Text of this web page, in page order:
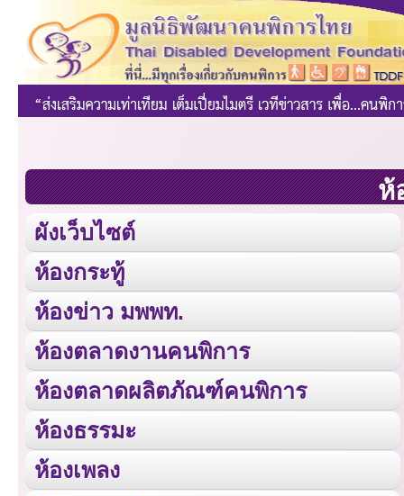
ห้
ผังเว็บไซต์
ห้องกระทู้
ห้องข่าว มพพท.
ห้องตลาดงานคนพิการ
ห้องตลาดผลิตภัณฑ์คนพิการ
ห้องธรรมะ
ห้องเพลง